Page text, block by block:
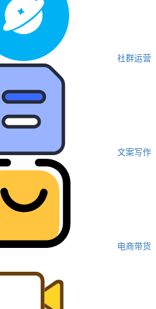
社群运营
文案写作
电商带货